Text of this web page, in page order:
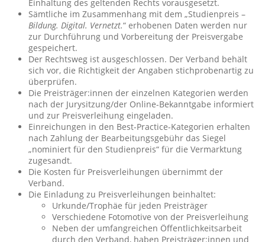
Einhaltung des geltenden Rechts vorausgesetzt.
Sämtliche im Zusammenhang mit dem „Studienpreis –
Bildung. Digital. Vernetzt.“ erhobenen Daten werden nur
zur Durchführung und Vorbereitung der Preisvergabe
gespeichert.
Der Rechtsweg ist ausgeschlossen. Der Verband behält
sich vor, die Richtigkeit der Angaben stichprobenartig zu
überprüfen.
Die Preisträger:innen der einzelnen Kategorien werden
nach der Jurysitzung/der Online-Bekanntgabe informiert
und zur Preisverleihung eingeladen.
Einreichungen in den Best-Practice-Kategorien erhalten
nach Zahlung der Bearbeitungsgebühr das Siegel
„nominiert für den Studienpreis“ für die Vermarktung
zugesandt.
Die Kosten für Preisverleihungen übernimmt der
Verband.
Die Einladung zu Preisverleihungen beinhaltet:
Urkunde/Trophäe für jeden Preisträger
Verschiedene Fotomotive von der Preisverleihung
Neben der umfangreichen Öffentlichkeitsarbeit
durch den Verband, haben Preisträger:innen und